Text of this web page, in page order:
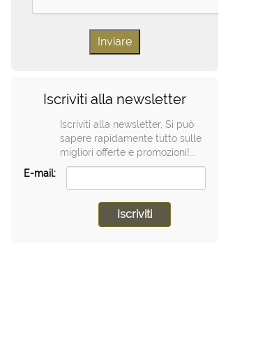
Iscriviti alla newsletter
Iscriviti alla newsletter, Si può
sapere rapidamente tutto sulle
migliori offerte e promozioni!...
E-mail: